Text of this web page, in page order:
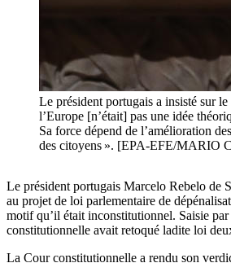
Le président portugais a insisté sur
l’Europe [n’était] pas une idée
Sa force dépend de l’amélioration
des citoyens ». [EPA-EFE/MARIO
Le président portugais Marcelo Rebelo de
au projet de loi parlementaire de
motif qu’il était inconstitutionnel. Saisie
constitutionnelle avait retoqué ladite loi
La Cour constitutionnelle a rendu son